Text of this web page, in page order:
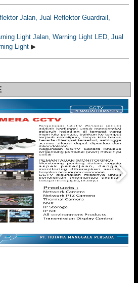
Jalan, Jual Reflektor Guardrail,
Light Jalan, Warning Light LED, Jual
Light ▶